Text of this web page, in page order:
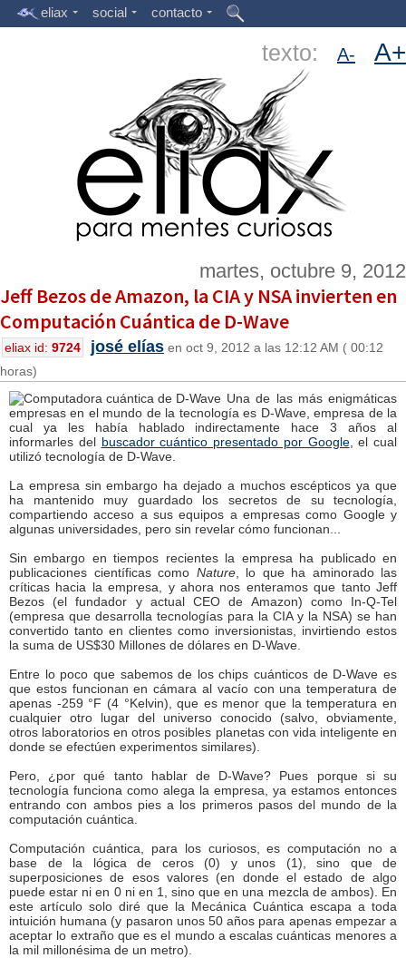
eliax social contacto
texto: A- A+
martes, octubre 9, 2012
Jeff Bezos de Amazon, la CIA y NSA invierten en
Computación Cuántica de D-Wave
eliax id: 9724 josé elías en oct 9, 2012 a las 12:12 AM ( 00:12
horas)
Una de las más enigmáticas
empresas en el mundo de la tecnología es D-Wave, empresa de la
cual ya les había hablado indirectamente hace 3 años al
informarles del buscador cuántico presentado por Google, el cual
utilizó tecnología de D-Wave.
La empresa sin embargo ha dejado a muchos escépticos ya que
ha mantenido muy guardado los secretos de su tecnología,
compartiendo acceso a sus equipos a empresas como Google y
algunas universidades, pero sin revelar cómo funcionan...
Sin embargo en tiempos recientes la empresa ha publicado en
publicaciones científicas como Nature, lo que ha aminorado las
críticas hacia la empresa, y ahora nos enteramos que tanto Jeff
Bezos (el fundador y actual CEO de Amazon) como In-Q-Tel
(empresa que desarrolla tecnologías para la CIA y la NSA) se han
convertido tanto en clientes como inversionistas, invirtiendo estos
la suma de US$30 Millones de dólares en D-Wave.
Entre lo poco que sabemos de los chips cuánticos de D-Wave es
que estos funcionan en cámara al vacío con una temperatura de
apenas -259 °F (4 °Kelvin), que es menor que la temperatura en
cualquier otro lugar del universo conocido (salvo, obviamente,
otros laboratorios en otros posibles planetas con vida inteligente en
donde se efectúen experimentos similares).
Pero, ¿por qué tanto hablar de D-Wave? Pues porque si su
tecnología funciona como alega la empresa, ya estamos entonces
entrando con ambos pies a los primeros pasos del mundo de la
computación cuántica.
Computación cuántica, para los curiosos, es computación no a
base de la lógica de ceros (0) y unos (1), sino que de
superposiciones de esos valores (en donde el estado de algo
puede estar ni en 0 ni en 1, sino que en una mezcla de ambos). En
este artículo solo diré que la Mecánica Cuántica escapa a toda
intuición humana (y pasaron unos 50 años para apenas empezar a
aceptar lo extraño que es el mundo a escalas cuánticas menores a
la mil millonésima de un metro).